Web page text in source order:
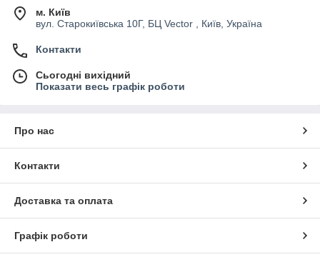
м. Київ
вул. Старокиївська 10Г, БЦ Vector , Київ, Україна
Контакти
Сьогодні вихідний
Показати весь графік роботи
Про нас
Контакти
Доставка та оплата
Графік роботи